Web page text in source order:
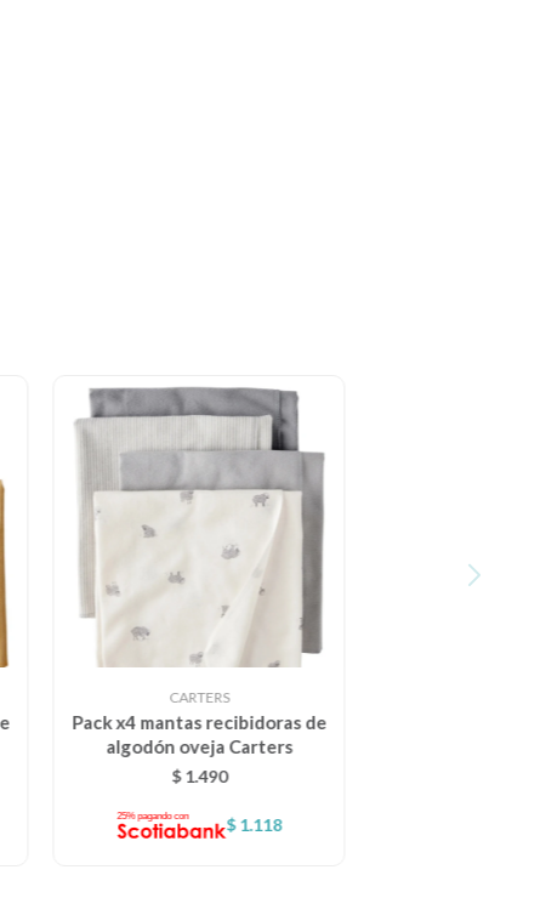
CARTERS
Pack x4 mantas recibidoras de
algodón oveja Carters
$ 1.490
$ 1.118